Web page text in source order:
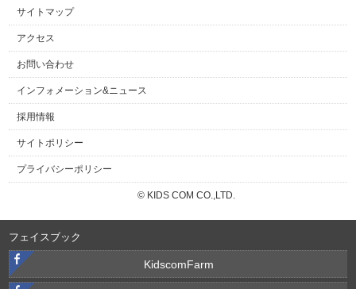
サイトマップ
アクセス
お問い合わせ
インフォメーション&ニュース
採用情報
サイトポリシー
プライバシーポリシー
© KIDS COM CO.,LTD.
フェイスブック
KidscomFarm